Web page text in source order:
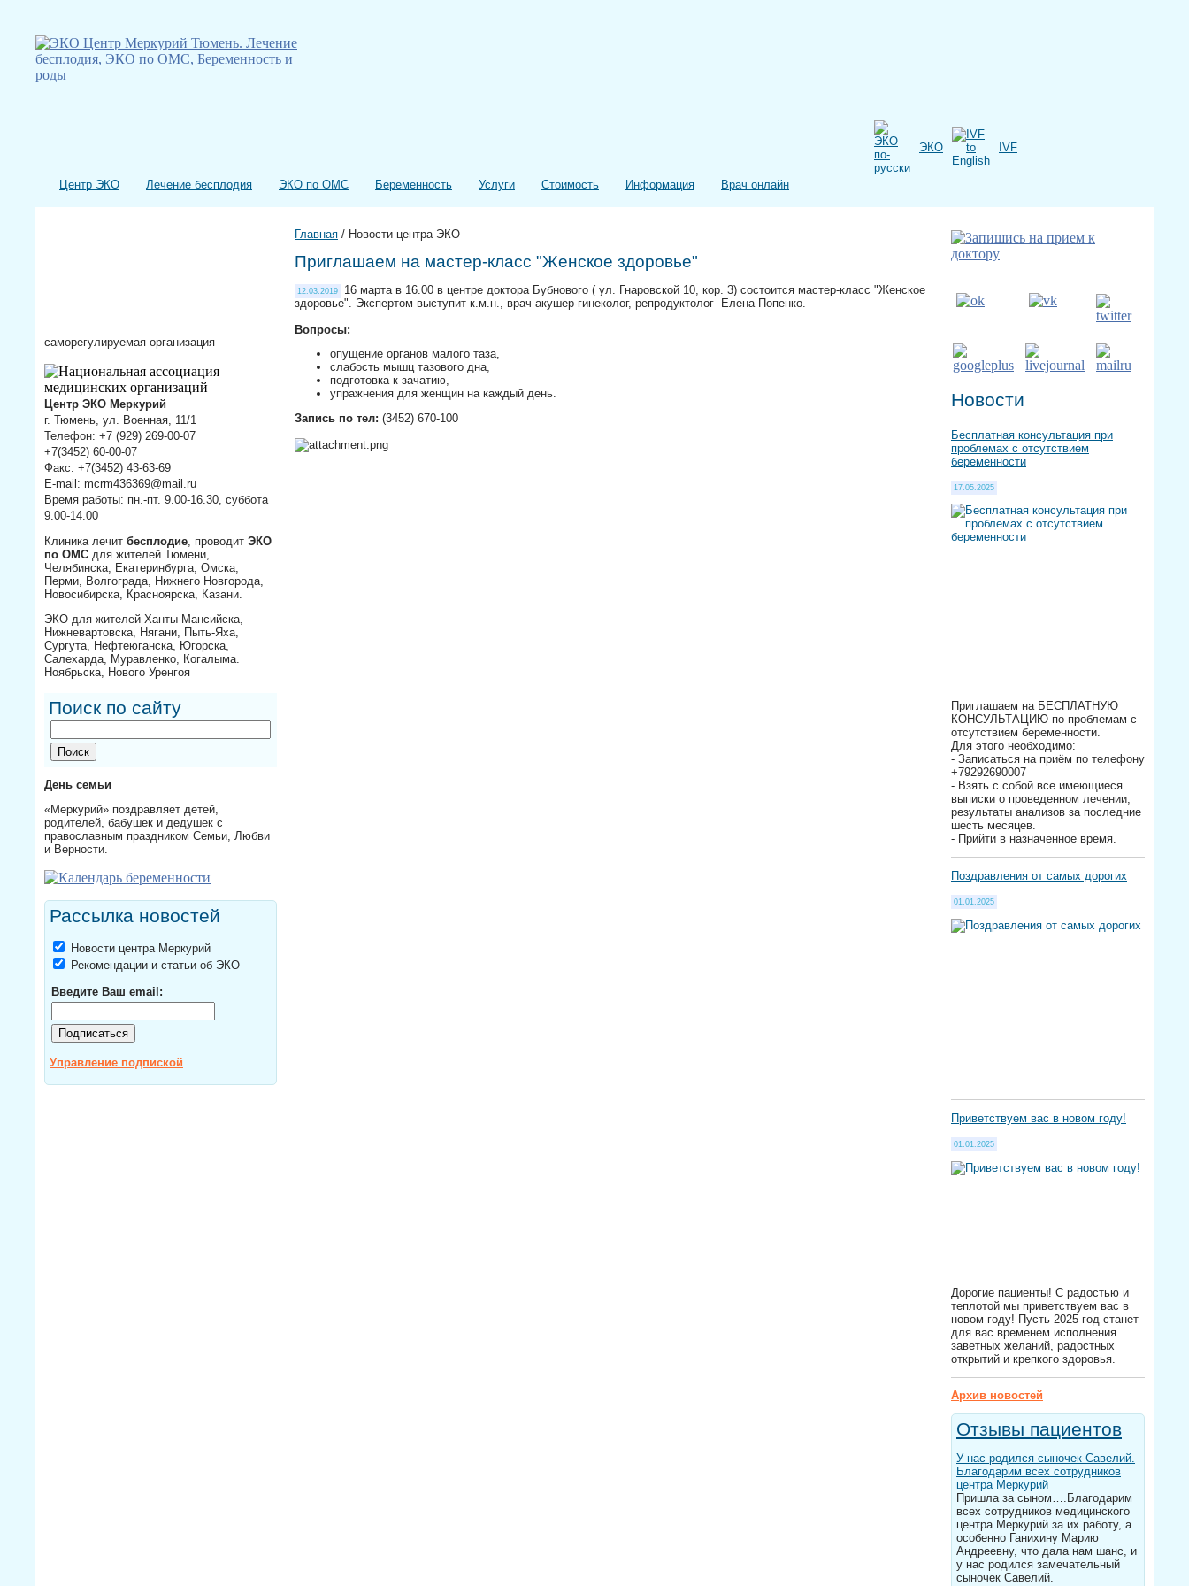
ЭКО IVF
Центр ЭКО Лечение бесплодия ЭКО по ОМС Беременность Услуги Стоимость Информация Врач онлайн
саморегулируемая организация
Центр ЭКО Меркурий
г. Тюмень, ул. Военная, 11/1
Телефон: +7 (929) 269-00-07
+7(3452) 60-00-07
Факс: +7(3452) 43-63-69
E-mail: mcrm436369@mail.ru
Время работы: пн.-пт. 9.00-16.30, суббота
9.00-14.00
Клиника лечит бесплодие , проводит ЭКО
по ОМС для жителей Тюмени,
Челябинска, Екатеринбурга, Омска,
Перми, Волгограда, Нижнего Новгорода,
Новосибирска, Красноярска, Казани.
ЭКО для жителей Ханты-Мансийска,
Нижневартовска, Нягани, Пыть-Яха,
Сургута, Нефтеюганска, Югорска,
Салехарда, Муравленко, Когалыма.
Ноябрьска, Нового Уренгоя
Поиск по сайту
День семьи
«Меркурий» поздравляет детей,
родителей, бабушек и дедушек с
православным праздником Семьи, Любви
и Верности.
Рассылка новостей
Новости центра Меркурий
Рекомендации и статьи об ЭКО
Введите Ваш email:
Управление подпиской
Главная / Новости центра ЭКО
Приглашаем на мастер-класс "Женское здоровье"
12.03.2019
16 марта в 16.00 в центре доктора Бубнового ( ул. Гнаровской 10, кор. 3) состоится мастер-класс "Женское
здоровье". Экспертом выступит к.м.н., врач акушер-гинеколог, репродуктолог Елена Попенко.
Вопросы:
опущение органов малого таза,
слабость мышц тазового дна,
подготовка к зачатию,
упражнения для женщин на каждый день.
Запись по тел: (3452) 670-100
Новости
Бесплатная консультация при
проблемах с отсутствием
беременности
17.05.2025
Приглашаем на БЕСПЛАТНУЮ
КОНСУЛЬТАЦИЮ по проблемам с
отсутствием беременности.
Для этого необходимо:
- Записаться на приём по телефону
+79292690007
- Взять с собой все имеющиеся
выписки о проведенном лечении,
результаты анализов за последние
шесть месяцев.
- Прийти в назначенное время.
Поздравления от самых дорогих
01.01.2025
Приветствуем вас в новом году!
01.01.2025
Дорогие пациенты! С радостью и
теплотой мы приветствуем вас в
новом году! Пусть 2025 год станет
для вас временем исполнения
заветных желаний, радостных
открытий и крепкого здоровья.
Архив новостей
Отзывы пациентов
У нас родился сыночек Савелий.
Благодарим всех сотрудников
центра Меркурий
Пришла за сыном….Благодарим
всех сотрудников медицинского
центра Меркурий за их работу, а
особенно Ганихину Марию
Андреевну, что дала нам шанс, и
у нас родился замечательный
сыночек Савелий.